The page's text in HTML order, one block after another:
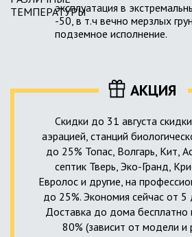
эксплуатация в
-50, в т.ч вечно мерзлых
подземное исполнение.
АКЦИЯ
Скидки до 31 августа
аэрацией, станций
до 25% Топас, Волгарь, Кит,
септик Тверь, Эко-Гранд,
Евролос и другие, на
до 25%. Экономия сейчас от 5
Доставка до дома бесплатно
80% (зависит от модели и